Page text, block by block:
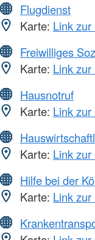
Flugdienst
Karte: Link
Freiwilliges
Karte: Link
Hausnotruf
Karte: Link
Karte: Link
Hilfe bei der
Karte: Link